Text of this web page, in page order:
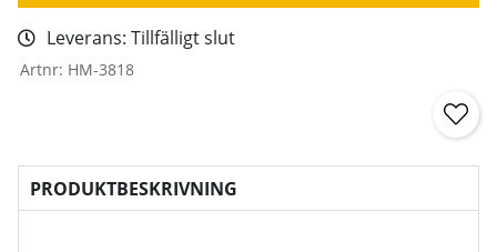
Leverans: Tillfälligt slut
Artnr: HM-3818
PRODUKTBESKRIVNING